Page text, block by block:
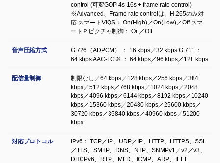
control (可変GOP 4s-16s + frame rate control)
※Advanced、Frame rate controlは、H.265のみ対
応 スマートVIQS： On(High)／On(Low)／Off スマ
ートＰピクチャ制御： On／Off
音声圧縮方式
G.726（ADPCM） ： 16 kbps／32 kbps G.711 ：
64 kbps AAC-LC※ ： 64 kbps／96 kbps／128 kbps
配信量制御
制限なし／64 kbps／128 kbps／256 kbps／384
kbps／512 kbps／768 kbps／1024 kbps／2048
kbps／4096 kbps／6144 kbps／8192 kbps／10240
kbps／15360 kbps／20480 kbps／25600 kbps／
30720 kbps／35840 kbps／40960 kbps／51200
kbps
対応プロトコル
IPv6： TCP／IP、UDP／IP、HTTP、HTTPS、SSL
／TLS、SMTP、DNS、NTP、SNMPv1／v2／v3、
DHCPv6、RTP、MLD、ICMP、ARP、IEEE